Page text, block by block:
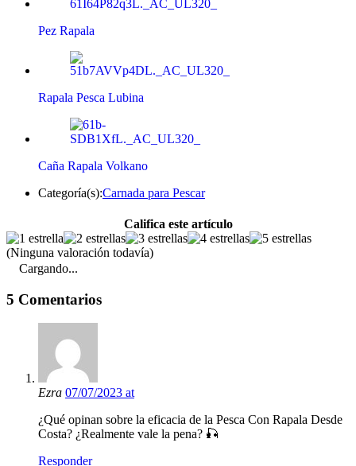
Pez Rapala
Rapala Pesca Lubina
Caña Rapala Volkano
Categoría(s):Carnada para Pescar
Califica este artículo
(Ninguna valoración todavía)
Cargando...
5 Comentarios
Ezra 07/07/2023 at
¿Qué opinan sobre la eficacia de la Pesca Con Rapala Desde
Costa? ¿Realmente vale la pena? 🎣
Responder